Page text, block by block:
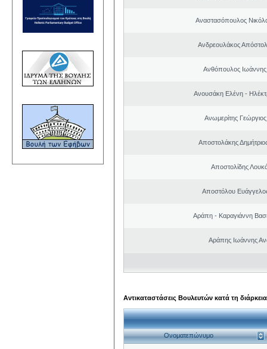
Αναστασόπουλος
Ανδρεουλάκος
Ανθόπουλος Ιωάννης
Ανουσάκη Ελένη -
Ανωμερίτης
Αποστολάκης
Αποστολίδης
Αποστόλου
Αράπη - Καραγιάννη
Αράπης Ιωάννης
Αντικαταστάσεις Βουλευτών κατά τη
Ονοματεπώνυμο